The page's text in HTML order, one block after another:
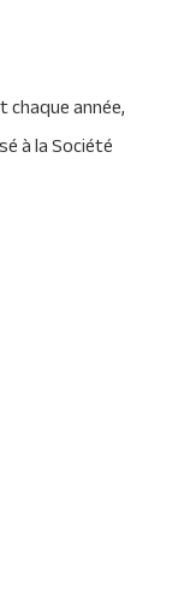
année,
à la Société